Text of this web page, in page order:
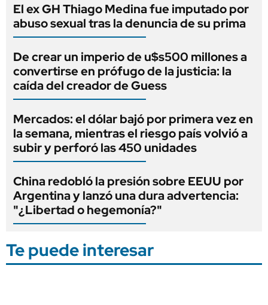
El ex GH Thiago Medina fue imputado por
abuso sexual tras la denuncia de su prima
De crear un imperio de u$s500 millones a
convertirse en prófugo de la justicia: la
caída del creador de Guess
Mercados: el dólar bajó por primera vez en
la semana, mientras el riesgo país volvió a
subir y perforó las 450 unidades
China redobló la presión sobre EEUU por
Argentina y lanzó una dura advertencia:
"¿Libertad o hegemonía?"
Te puede interesar